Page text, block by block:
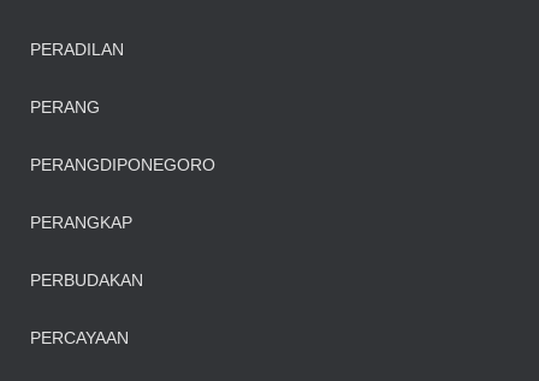
PERADILAN
PERANG
PERANGDIPONEGORO
PERANGKAP
PERBUDAKAN
PERCAYAAN